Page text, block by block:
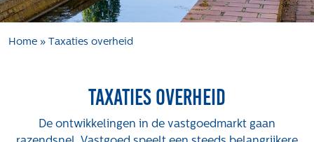
Transities
Tender-light voormalige St. Josefschool in
Tender-light Amundsenstraat Valkenswaard
Home » Taxaties overheid
Taxaties overheid
De ontwikkelingen in de vastgoedmarkt gaan